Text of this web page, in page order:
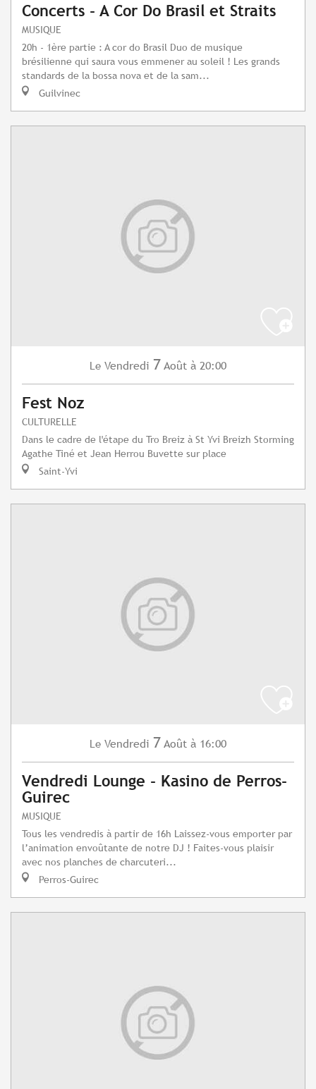
Concerts - A Cor Do Brasil et Straits
MUSIQUE
20h - 1ère partie : A cor do Brasil Duo de musique
brésilienne qui saura vous emmener au soleil ! Les grands
standards de la bossa nova et de la sam...
Guilvinec
Le Vendredi 7 Août à 20:00
Fest Noz
CULTURELLE
Dans le cadre de l'étape du Tro Breiz à St Yvi Breizh Storming
Agathe Tiné et Jean Herrou Buvette sur place
Saint-Yvi
Le Vendredi 7 Août à 16:00
Vendredi Lounge - Kasino de Perros-
Guirec
MUSIQUE
Tous les vendredis à partir de 16h Laissez-vous emporter par
l’animation envoûtante de notre DJ ! Faites-vous plaisir
avec nos planches de charcuteri...
Perros-Guirec